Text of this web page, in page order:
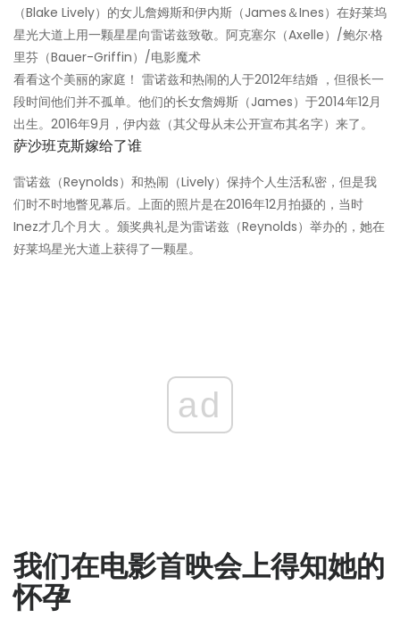
（Blake Lively）的女儿詹姆斯和伊内斯（James＆Ines）在好莱坞
星光大道上用一颗星星向雷诺兹致敬。阿克塞尔（Axelle）/鲍尔·格
里芬（Bauer-Griffin）/电影魔术
看看这个美丽的家庭！ 雷诺兹和热闹的人于2012年结婚 ，但很长一
段时间他们并不孤单。他们的长女詹姆斯（James）于2014年12月
出生。2016年9月，伊内兹（其父母从未公开宣布其名字）来了。
萨沙班克斯嫁给了谁
雷诺兹（Reynolds）和热闹（Lively）保持个人生活私密，但是我
们时不时地瞥见幕后。上面的照片是在2016年12月拍摄的，当时
Inez才几个月大 。颁奖典礼是为雷诺兹（Reynolds）举办的，她在
好莱坞星光大道上获得了一颗星。
ad
我们在电影首映会上得知她的
怀孕